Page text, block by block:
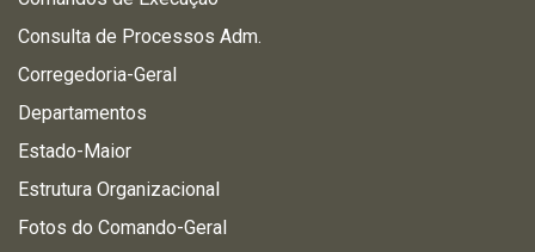
Consulta de Processos Adm.
Corregedoria-Geral
Departamentos
Estado-Maior
Estrutura Organizacional
Fotos do Comando-Geral